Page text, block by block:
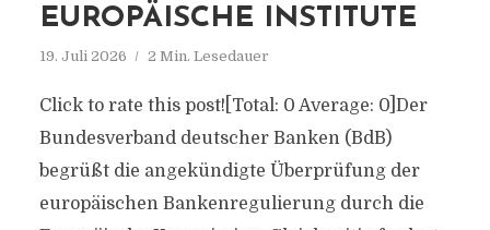
EUROPÄISCHE INSTITUTE
19. Juli 2026 2 Min. Lesedauer
Click to rate this post![Total: 0 Average: 0]Der
Bundesverband deutscher Banken (BdB)
begrüßt die angekündigte Überprüfung der
europäischen Bankenregulierung durch die